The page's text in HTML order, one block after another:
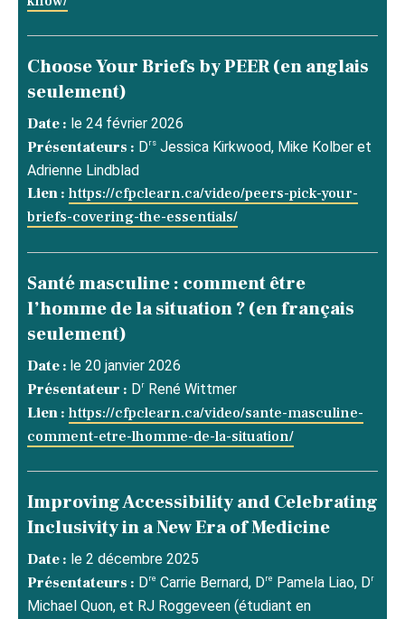
Choose Your Briefs by PEER (en anglais
seulement)
Date : le 24 février 2026
Présentateurs : Drs Jessica Kirkwood, Mike Kolber et
Adrienne Lindblad
Lien : https://cfpclearn.ca/video/peers-pick-your-
briefs-covering-the-essentials/
Santé masculine : comment être
l’homme de la situation ? (en français
seulement)
Date : le 20 janvier 2026
Présentateur : Dr René Wittmer
Lien : https://cfpclearn.ca/video/sante-masculine-
comment-etre-lhomme-de-la-situation/
Improving Accessibility and Celebrating
Inclusivity in a New Era of Medicine
Date : le 2 décembre 2025
Présentateurs : Dre Carrie Bernard, Dre Pamela Liao, Dr
Michael Quon, et RJ Roggeveen (étudiant en